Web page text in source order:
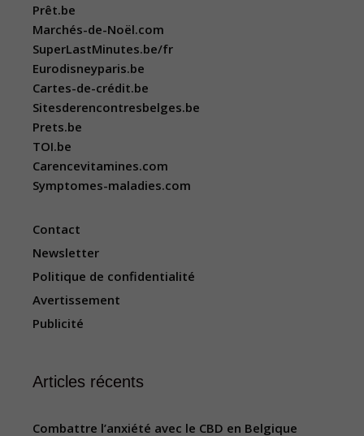
Prêt.be
Marchés-de-Noël.com
SuperLastMinutes.be/fr
Eurodisneyparis.be
Cartes-de-crédit.be
Sitesderencontresbelges.be
Prets.be
TOI.be
Carencevitamines.com
Symptomes-maladies.com
Contact
Newsletter
Politique de confidentialité
Avertissement
Publicité
Articles récents
Combattre l’anxiété avec le CBD en Belgique